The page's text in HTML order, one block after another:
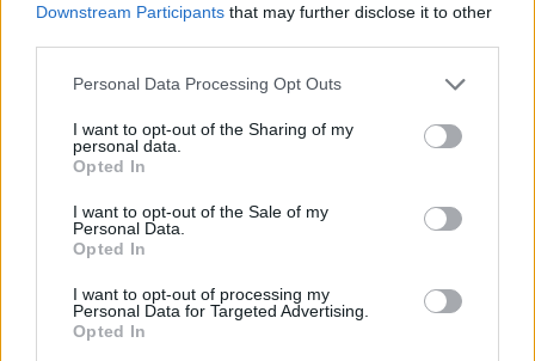
Downstream Participants that may further disclose it to other
Personal Data Processing Opt Outs
I want to opt-out of the Sharing of my
personal data.
Opted In
I want to opt-out of the Sale of my
Personal Data.
Opted In
I want to opt-out of processing my
Personal Data for Targeted Advertising.
Opted In
“Γεια σας, περισσεύει κανένα βραβείο να δώσω;”.
Δηλαδή, μου στέλνουνε να μου ζητήσουν κάτι, είμαι
πραγματικά συζητήσιμη, δηλαδή να μου πεις ότι
“Ξέρεις, δεν έχουμε αυτές τις τραγουδίστριες, αλλά
μπορούμε να βρούμε μία γυναίκα artist, κάποια από
ακόμα;”. Γιατί εγώ φυσικά είπα τις δύο artists που
είμαι super fan. Φυσικά και πολλές ακόμα Ελληνίδες
ακούω ευχάριστα και μ’ αρέσουν. Δηλαδή η “απαίτησή”
μου, ήταν ότι δεν θα ήθελα να βραβεύσω άντρα, θα
ήθελα να βραβεύσω γυναίκα. Ε, τι να κάνουμε, ρε